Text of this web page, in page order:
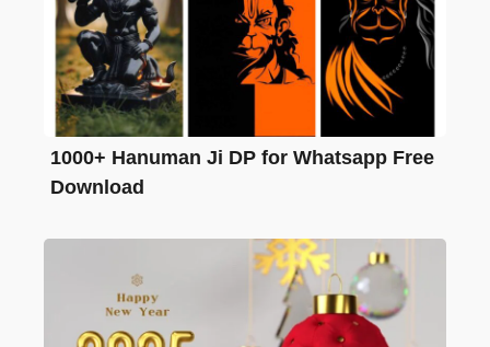
1000+ Hanuman Ji DP for Whatsapp Free
Download